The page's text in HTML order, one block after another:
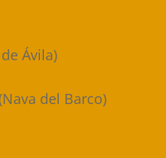
Ávila)
del Barco)